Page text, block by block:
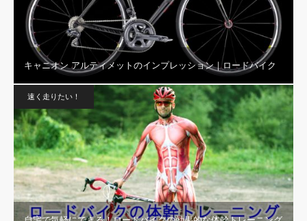
キャニオン アルティメットのインプレッション｜ロードバイク
速く走りたい！